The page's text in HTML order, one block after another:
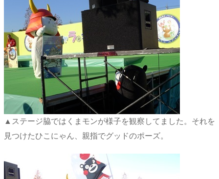
▲ステージ脇ではくまモンが様子を観察してました。それを
見つけたひこにゃん、親指でグッドのポーズ。